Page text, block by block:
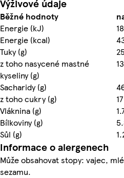
Výživové údaje
Běžné hodnoty
Energie (kJ)
Energie (kcal)
Tuky (g)
z toho nasycené mastné
kyseliny (g)
13
Sacharidy (g)
z toho cukry (g)
17
Vláknina (g)
Bílkoviny (g)
Sůl (g)
Informace o alergenech
Může obsahovat stopy: vajec,
sezamu.